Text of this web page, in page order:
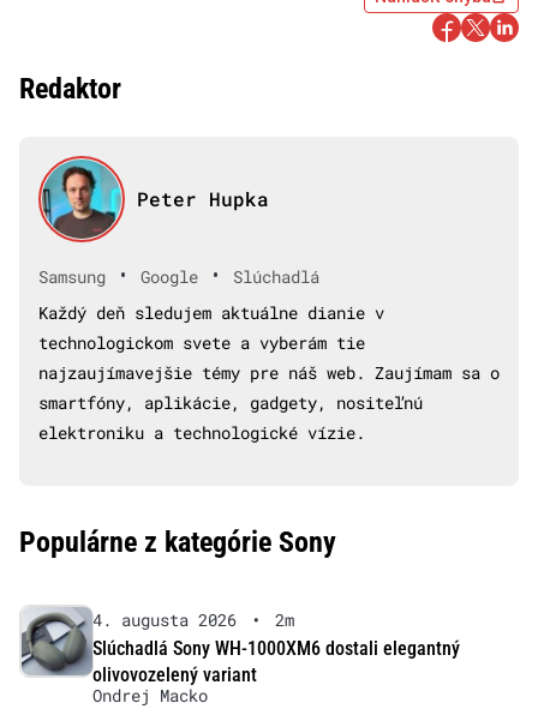
Redaktor
Peter Hupka
Samsung • Google •
Slúchadlá
Každý deň sledujem aktuálne dianie v
technologickom svete a vyberám tie
najzaujímavejšie témy pre náš web. Zaujímam sa o
smartfóny, aplikácie, gadgety, nositeľnú
elektroniku a technologické vízie.
Populárne z kategórie Sony
4. augusta 2026 •
2m
Slúchadlá Sony WH-1000XM6 dostali elegantný
olivovozelený variant
Ondrej Macko